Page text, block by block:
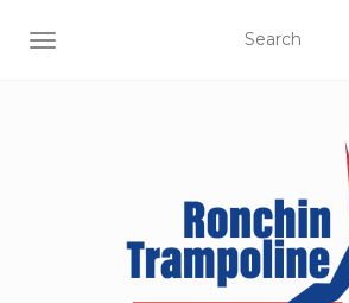
OUVRIR/FERMER LA NAVIGATION